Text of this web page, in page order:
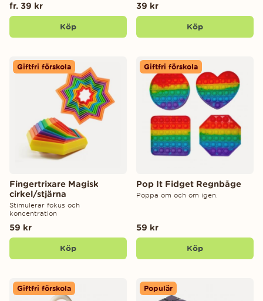
fr. 39 kr
Köp
39 kr
Köp
Giftfri förskola
Fingertrixare Magisk
cirkel/stjärna
Stimulerar fokus och
koncentration
59 kr
Köp
Giftfri förskola
Pop It Fidget Regnbåge
Poppa om och om igen.
59 kr
Köp
Giftfri förskola Populär